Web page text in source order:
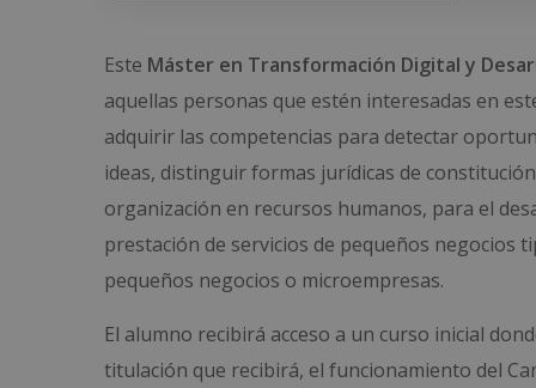
Este Máster en Transformación Digital y
aquellas personas que estén interesadas en
adquirir las competencias para detectar
ideas, distinguir formas jurídicas de
organización en recursos humanos, para el
prestación de servicios de pequeños negocios
pequeños negocios o microempresas.
El alumno recibirá acceso a un curso inicial
titulación que recibirá, el funcionamiento del